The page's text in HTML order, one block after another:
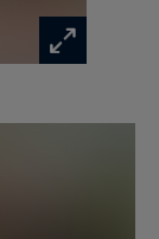
la vie
sur la